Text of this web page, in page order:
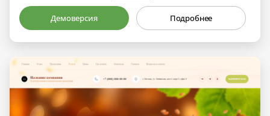
Демоверсия Подробнее